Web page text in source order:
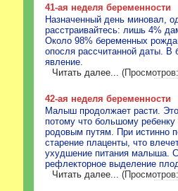
41-ая неделя беременности
Назначенный день миновал,
расстраивайтесь: лишь 4%
Около 98% беременных
опосля рассчитанной даты. В
явление.
Читать далее...
42-ая неделя беременности
Малыш продолжает расти.
потому что большому ребенку
родовым путям. При истинно
старение плаценты, что
ухудшение питания малыша.
рефлекторное выделение
Читать далее...